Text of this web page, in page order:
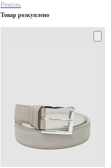
Ремінь
Товар розкуплено